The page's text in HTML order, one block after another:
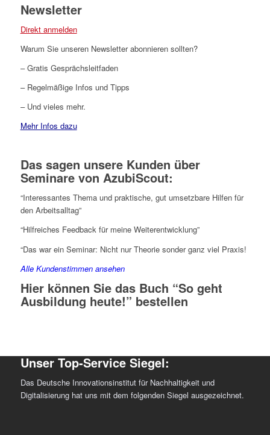
Newsletter
Direkt anmelden
Warum Sie unseren Newsletter abonnieren sollten?
– Gratis Gesprächsleitfaden
– Regelmäßige Infos und Tipps
– Und vieles mehr.
Mehr Infos dazu
Das sagen unsere Kunden über
Seminare von AzubiScout:
“Interessantes Thema und praktische, gut umsetzbare Hilfen für
den Arbeitsalltag”
“Hilfreiches Feedback für meine Weiterentwicklung”
“Das war ein Seminar: Nicht nur Theorie sonder ganz viel Praxis!
Alle Kundenstimmen ansehen
Hier können Sie das Buch “So geht
Ausbildung heute!” bestellen
Unser Top-Service Siegel:
Das Deutsche Innovationsinstitut für Nachhaltigkeit und
Digitalisierung hat uns mit dem folgenden Siegel ausgezeichnet.